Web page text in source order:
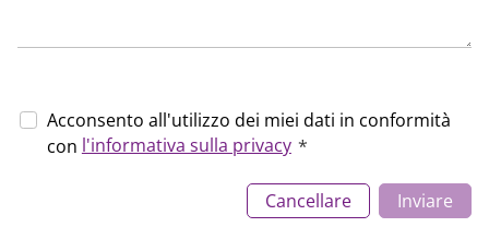
Acconsento all'utilizzo dei miei dati in conformità
con l'informativa sulla privacy *
Cancellare Inviare